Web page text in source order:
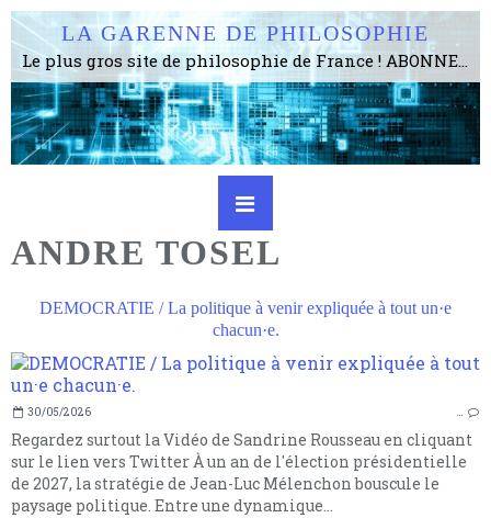
LA GARENNE DE PHILOSOPHIE
Le plus gros site de philosophie de France ! ABONNEZ-VOUS ! 4115 Articles, 1634 abonné·e·s, depuis 2006 . . . . . . . . 2 852 214 pages vues jusqu'à présent. Prestance et être apte à un plus grand nombre de choses.
ANDRE TOSEL
DEMOCRATIE / La politique à venir expliquée à tout un·e
chacun·e.
30/05/2026 …
Regardez surtout la Vidéo de Sandrine Rousseau en cliquant
sur le lien vers Twitter À un an de l'élection présidentielle
de 2027, la stratégie de Jean-Luc Mélenchon bouscule le
paysage politique. Entre une dynamique...